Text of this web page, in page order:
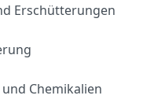
Erschütterungen
Chemikalien